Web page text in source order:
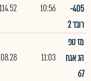
405-
רובד 2
10:56
114.52
מז טפ
הנ אגח
67
11:03